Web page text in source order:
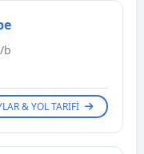
b
& YOL TARIFI